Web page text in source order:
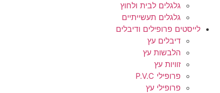
גלגלים לבית ולחוץ
גלגלים תעשייתיים
לייסטים פרופילים ודיבלים
דיבלים עץ
הלבשות עץ
זוויות עץ
פרופילי P.V.C
פרופילי עץ